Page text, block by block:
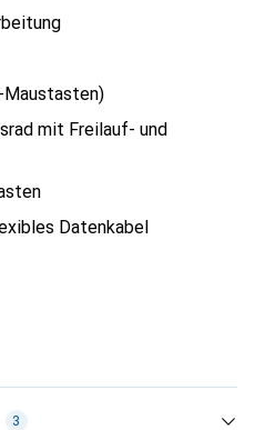
mit Freilauf- und
Datenkabel
3